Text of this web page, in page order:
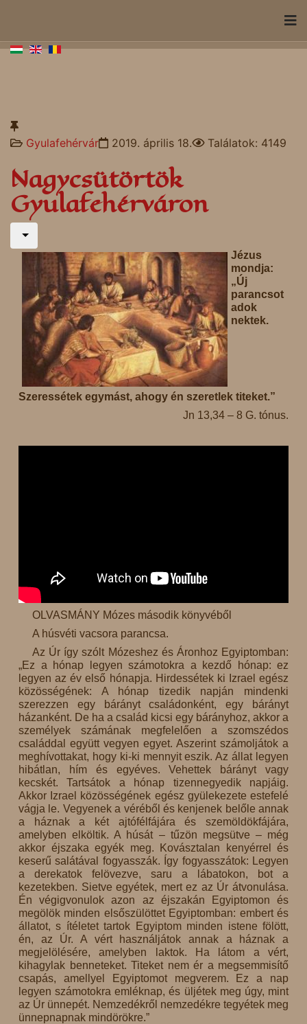
Gyulafehérvár 2019. április 18. Találatok: 4149
Nagycsütörtök
Gyulafehérváron
Jézus
mondja:
„Új
parancsot
adok
nektek.
Szeressétek egymást, ahogy én szeretlek titeket.”
Jn 13,34 – 8 G. tónus.
OLVASMÁNY Mózes második könyvéből
A húsvéti vacsora parancsa.
Az Úr így szólt Mózeshez és Áronhoz Egyiptomban:
„Ez a hónap legyen számotokra a kezdő hónap: ez
legyen az év első hónapja. Hirdessétek ki Izrael egész
közösségének: A hónap tizedik napján mindenki
szerezzen egy bárányt családonként, egy bárányt
házanként. De ha a család kicsi egy bárányhoz, akkor a
személyek számának megfelelően a szomszédos
családdal együtt vegyen egyet. Aszerint számoljátok a
meghívottakat, hogy ki-ki mennyit eszik. Az állat legyen
hibátlan, hím és egyéves. Vehettek bárányt vagy
kecskét. Tartsátok a hónap tizennegyedik napjáig.
Akkor Izrael közösségének egész gyülekezete estefelé
vágja le. Vegyenek a véréből és kenjenek belőle annak
a háznak a két ajtófélfájára és szemöldökfájára,
amelyben elköltik. A húsát – tűzön megsütve – még
akkor éjszaka egyék meg. Kovásztalan kenyérrel és
keserű salátával fogyasszák. Így fogyasszátok: Legyen
a derekatok felövezve, saru a lábatokon, bot a
kezetekben. Sietve egyétek, mert ez az Úr átvonulása.
Én végigvonulok azon az éjszakán Egyiptomon és
megölök minden elsőszülöttet Egyiptomban: embert és
állatot, s ítéletet tartok Egyiptom minden istene fölött,
én, az Úr. A vért használjátok annak a háznak a
megjelölésére, amelyben laktok. Ha látom a vért,
kihagylak benneteket. Titeket nem ér a megsemmisítő
csapás, amellyel Egyiptomot megverem. Ez a nap
legyen számotokra emléknap, és üljétek meg úgy, mint
az Úr ünnepét. Nemzedékről nemzedékre tegyétek meg
ünnepnapnak mindörökre.”